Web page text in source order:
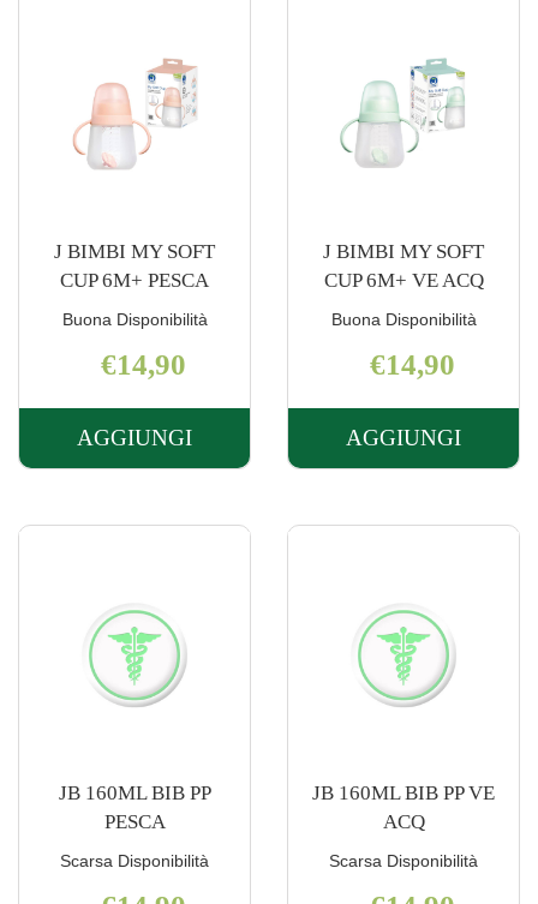
VE AL
CARRELLO
CARRELLO
J BIMBI MY SOFT
CUP 6M+ PESCA
Buona Disponibilità
€14,90
AGGIUNGI
AGGIUNGI J
6M+
PESCA AL
CARRELLO
J BIMBI MY SOFT
CUP 6M+ VE ACQ
Buona Disponibilità
€14,90
AGGIUNGI
AGGIUNGI J
6M+
VE
ACQ AL
CARRELLO
JB 160ML BIB PP
PESCA
Scarsa Disponibilità
JB 160ML BIB PP VE
ACQ
Scarsa Disponibilità